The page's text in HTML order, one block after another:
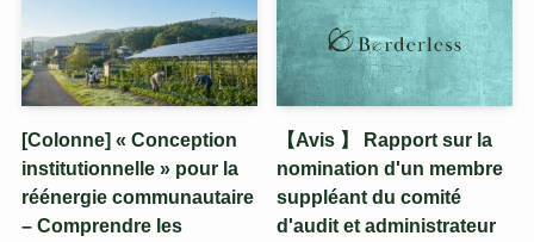
[Colonne] « Conception
institutionnelle » pour la
réénergie communautaire
– Comprendre les
【Avis 】 Rapport sur la
nomination d'un membre
suppléant du comité
d'audit et administrateur